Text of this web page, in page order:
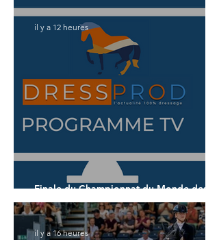
Finale du Championnat du Monde des 7
ans
il y a 12 heures
il y a 16 heures